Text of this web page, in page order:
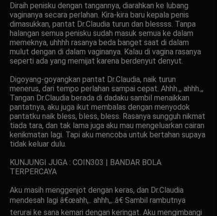
Diraih penisku dengan tangannya, diarahkan ke lubang
vaginanya secara perlahan. Kira-kira baru kepala penis
dimasukkan, pantat Dr.Claudia turun dan blessss. Tanpa
halangan semua penisku sudah masuk semua ke dalam
memeknya, uhhhh rasanya beda banget saat di dalam
mulut dengan di dalam vaginanya. Kalau di vagina rasanya
seperti ada yang memijat karena berdenyut denyut.
Digoyang-goyangkan pantat Dr.Claudia, naik turun
menerus, dari tempo perlahan sampai cepat. Ahhh.,, ahhh.,,
Tangan Dr.Claudia berada di dadaku sambil menaikkan
pantatnya, aku juga ikut membalas dengan menyodok
pantatku naik bless, bless, bless. Rasanya sungguh nikmat
tiada tara, dan tak lama juga aku mau mengeluarkan cairan
kenikmatan lagi. Tapi aku mencoba untuk bertahan supaya
tidak keluar dulu.
KUNJUNGI JUGA : COIN303 | BANDAR BOLA
TERPERCAYA
Aku masih menggenjot dengan keras, dan Dr.Claudia
mendesah lagi â€œahh,.. ahhh,,..â€ Sambil rambutnya
terurai ke sana kemari dengan keringat. Aku mengimbangi